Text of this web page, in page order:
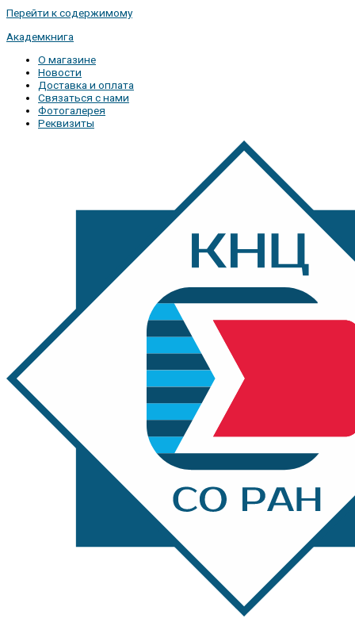
Перейти к содержимому
Академкнига
О магазине
Новости
Доставка и оплата
Связаться с нами
Фотогалерея
Реквизиты